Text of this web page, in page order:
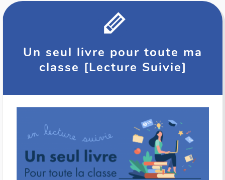
Un seul livre pour toute ma
classe [Lecture Suivie]